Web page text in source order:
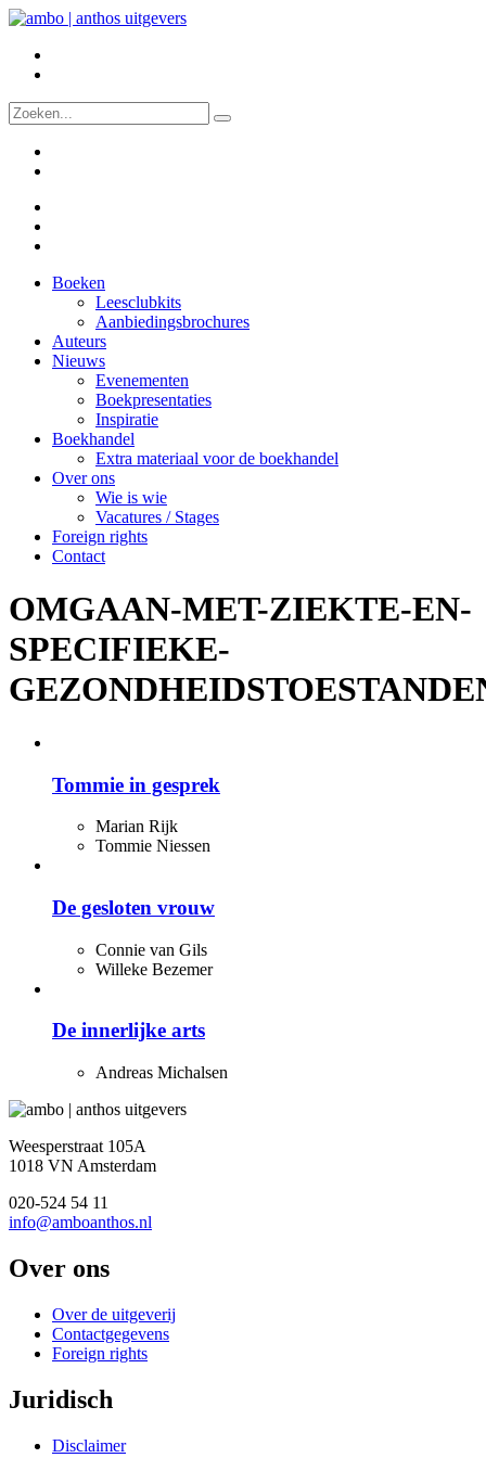
Boeken
Leesclubkits
Aanbiedingsbrochures
Auteurs
Nieuws
Evenementen
Boekpresentaties
Inspiratie
Boekhandel
Extra materiaal voor de boekhandel
Over ons
Wie is wie
Vacatures / Stages
Foreign rights
Contact
OMGAAN-MET-ZIEKTE-EN-
SPECIFIEKE-
Tommie in gesprek
Marian Rijk
Tommie Niessen
De gesloten vrouw
Connie van Gils
Willeke Bezemer
De innerlijke arts
Andreas Michalsen
Weesperstraat 105A
1018 VN Amsterdam
020-524 54 11
info@amboanthos.nl
Over ons
Over de uitgeverij
Contactgegevens
Foreign rights
Juridisch
Disclaimer